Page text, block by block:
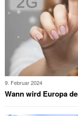
9. Februar 2024
Wann wird Europa